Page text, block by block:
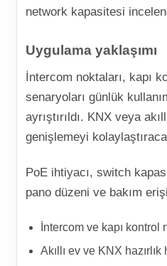
network kapasitesi
Uygulama yaklaşımı
İntercom noktaları, kapı
senaryoları günlük
ayrıştırıldı. KNX veya
genişlemeyi
PoE ihtiyacı, switch
pano düzeni ve bakım
İntercom ve kapı kontrol
Akıllı ev ve KNX hazırlık